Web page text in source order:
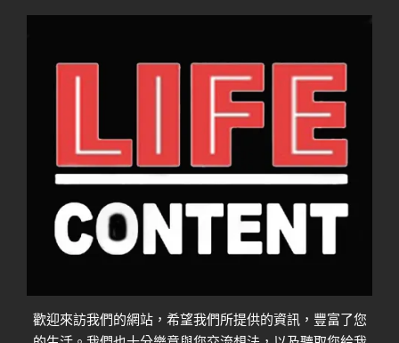
歡迎來訪我們的網站，希望我們所提供的資訊，豐富了您